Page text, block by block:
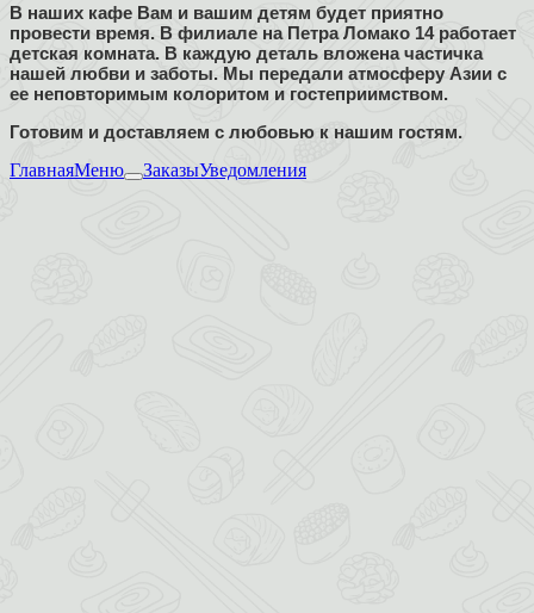
В наших кафе Вам и вашим детям будет приятно
провести время. В филиале на Петра Ломако 14 работает
детская комната. В каждую деталь вложена частичка
нашей любви и заботы. Мы передали атмосферу Азии с
ее неповторимым колоритом и гостеприимством.
Готовим и доставляем с любовью к нашим гостям.
ГлавнаяМеню ЗаказыУведомления